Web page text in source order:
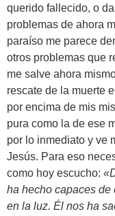
querido fallecido, o
problemas de ahora
paraíso me parece
otros problemas que
me salve ahora
rescate de la muerte
por encima de mis
pura como la de ese
por lo inmediato y ve
Jesús. Para eso
como hoy escucho:
ha hecho capaces
en la luz. Él nos ha